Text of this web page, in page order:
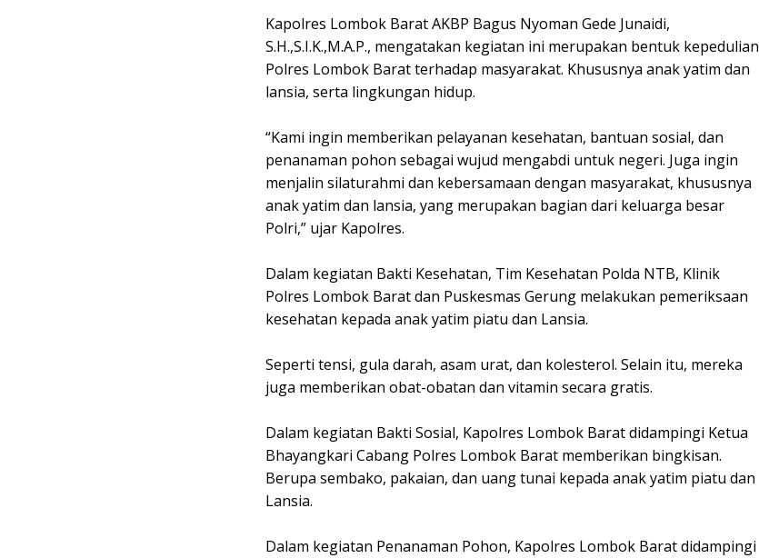
Kapolres Lombok Barat AKBP Bagus Nyoman Gede Junaidi,
S.H.,S.I.K.,M.A.P., mengatakan kegiatan ini merupakan bentuk kepedulian
Polres Lombok Barat terhadap masyarakat. Khususnya anak yatim dan
lansia, serta lingkungan hidup.
“Kami ingin memberikan pelayanan kesehatan, bantuan sosial, dan
penanaman pohon sebagai wujud mengabdi untuk negeri. Juga ingin
menjalin silaturahmi dan kebersamaan dengan masyarakat, khususnya
anak yatim dan lansia, yang merupakan bagian dari keluarga besar
Polri,” ujar Kapolres.
Dalam kegiatan Bakti Kesehatan, Tim Kesehatan Polda NTB, Klinik
Polres Lombok Barat dan Puskesmas Gerung melakukan pemeriksaan
kesehatan kepada anak yatim piatu dan Lansia.
Seperti tensi, gula darah, asam urat, dan kolesterol. Selain itu, mereka
juga memberikan obat-obatan dan vitamin secara gratis.
Dalam kegiatan Bakti Sosial, Kapolres Lombok Barat didampingi Ketua
Bhayangkari Cabang Polres Lombok Barat memberikan bingkisan.
Berupa sembako, pakaian, dan uang tunai kepada anak yatim piatu dan
Lansia.
Dalam kegiatan Penanaman Pohon, Kapolres Lombok Barat didampingi